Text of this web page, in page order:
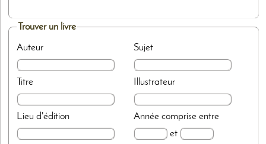
Trouver un livre
Auteur
Titre
Lieu d'édition
Sujet
Illustrateur
Annéecomprise entre
et